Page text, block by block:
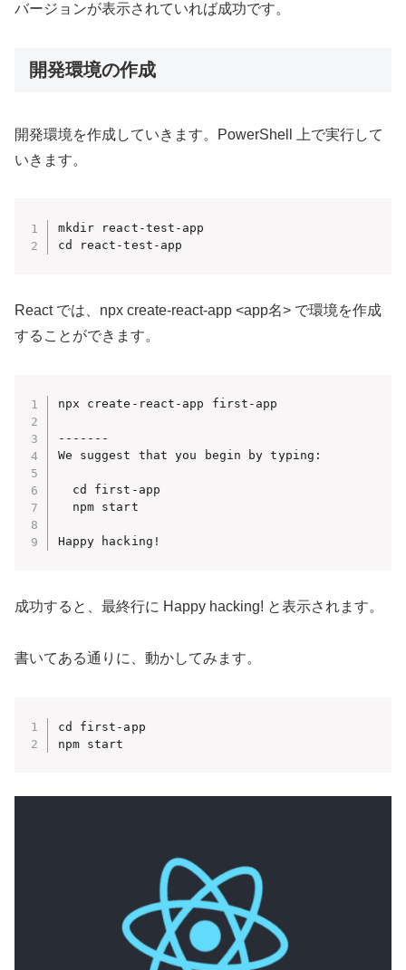
バージョンが表示されていれば成功です。
開発環境の作成
開発環境を作成していきます。PowerShell 上で実行して
いきます。
mkdir react-test-app
cd react-test-app
React では、npx create-react-app <app名> で環境を作成
することができます。
npx create-react-app first-app
-------
We suggest that you begin by typing:
  cd first-app
  npm start
Happy hacking!
成功すると、最終行に Happy hacking! と表示されます。
書いてある通りに、動かしてみます。
cd first-app
npm start